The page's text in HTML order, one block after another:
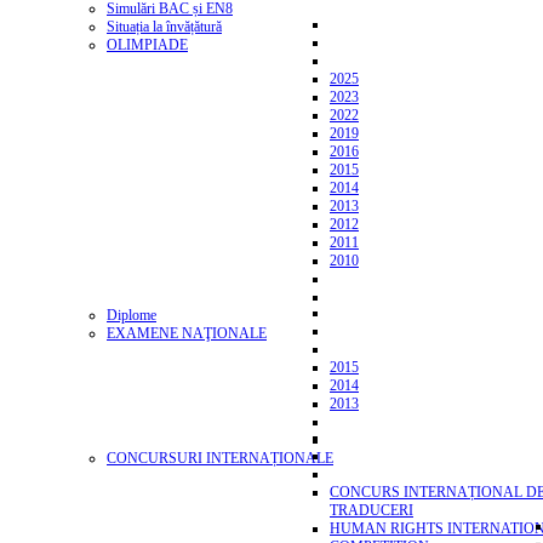
Simulări BAC și EN8
Situația la învățătură
OLIMPIADE
2025
2023
2022
2019
2016
2015
2014
2013
2012
2011
2010
Diplome
EXAMENE NAŢIONALE
2015
2014
2013
CONCURSURI INTERNAȚIONALE
CONCURS INTERNAȚIONAL
TRADUCERI
HUMAN RIGHTS